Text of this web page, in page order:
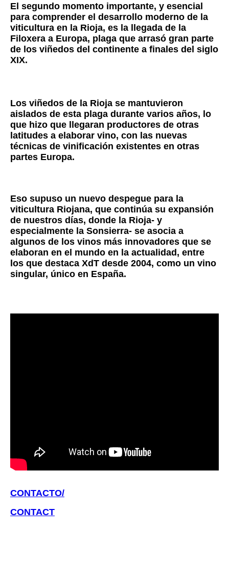
El segundo momento importante, y esencial
para comprender el desarrollo moderno de la
viticultura en la Rioja, es la llegada de la
Filoxera a Europa, plaga que arrasó gran parte
de los viñedos del continente a finales del siglo
XIX.
Los viñedos de la Rioja se mantuvieron
aislados de esta plaga durante varios años, lo
que hizo que llegaran productores de otras
latitudes a elaborar vino, con las nuevas
técnicas de vinificación existentes en otras
partes Europa.
Eso supuso un nuevo despegue para la
viticultura Riojana, que continúa su expansión
de nuestros días, donde la Rioja- y
especialmente la Sonsierra- se asocia a
algunos de los vinos más innovadores que se
elaboran en el mundo en la actualidad, entre
los que destaca XdT desde 2004, como un vino
singular, único en España.
CONTACTO/
CONTACT